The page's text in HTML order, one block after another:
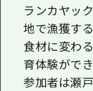
ランカヤッ
地で漁獲す
食材に変わ
育体験ができ
参加者は瀬